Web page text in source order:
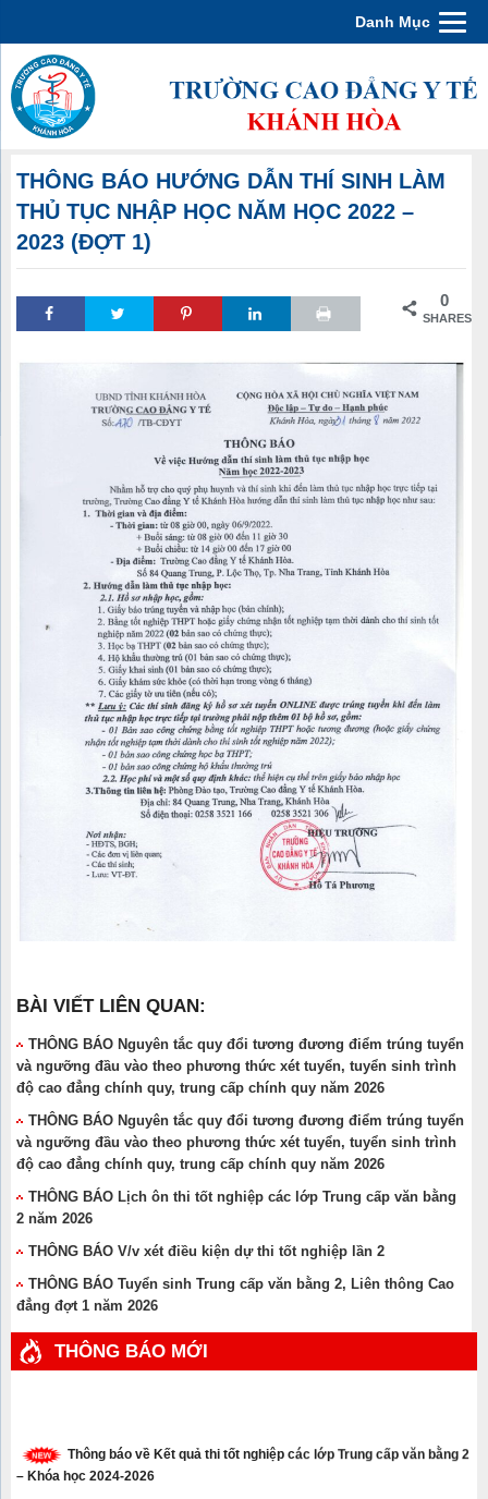
Danh Mục
THÔNG BÁO HƯỚNG DẪN THÍ SINH LÀM
THỦ TỤC NHẬP HỌC NĂM HỌC 2022 –
2023 (ĐỢT 1)
0
SHARES
BÀI VIẾT LIÊN QUAN:
THÔNG BÁO Nguyên tắc quy đổi tương đương điểm trúng tuyển
và ngưỡng đầu vào theo phương thức xét tuyển, tuyển sinh trình
độ cao đẳng chính quy, trung cấp chính quy năm 2026
THÔNG BÁO Nguyên tắc quy đổi tương đương điểm trúng tuyển
và ngưỡng đầu vào theo phương thức xét tuyển, tuyển sinh trình
độ cao đẳng chính quy, trung cấp chính quy năm 2026
THÔNG BÁO Lịch ôn thi tốt nghiệp các lớp Trung cấp văn bằng
2 năm 2026
THÔNG BÁO V/v xét điều kiện dự thi tốt nghiệp lần 2
THÔNG BÁO Tuyển sinh Trung cấp văn bằng 2, Liên thông Cao
đẳng đợt 1 năm 2026
THÔNG BÁO MỚI
Thông báo về Kết quả thi tốt nghiệp các lớp Trung cấp văn bằng 2
– Khóa học 2024-2026